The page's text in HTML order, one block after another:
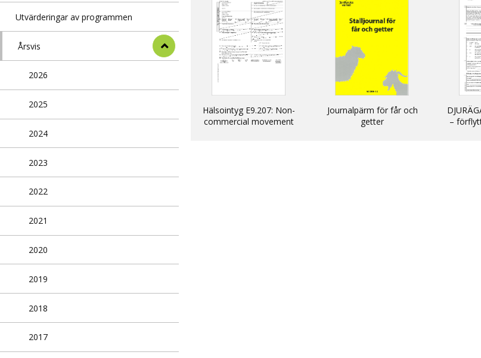
Utvärderingar av programmen
Årsvis
2026
2025
2024
2023
2022
2021
2020
2019
2018
2017
Hälsointyg E9.207: Non-
commercial movement
Journalpärm för får och
getter
–